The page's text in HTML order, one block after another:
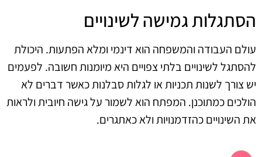
הסתגלות גמישה לשינויים
עולם העבודה והמשפחה הוא דינמי ומלא הפתעות. היכולת
להסתגל לשינויים בלתי צפויים היא מיומנות חשובה. לפעמים
יש צורך לשנות תכניות או לגלות סבלנות כאשר דברים לא
הולכים כמתוכנן. המפתח הוא לשמור על גישה חיובית ולראות
את השינויים כהזדמנויות ולא כאתגרים.